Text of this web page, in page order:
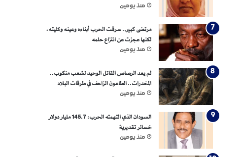
منذ يومين
مرتضى كبير.. سرقت الحرب أبناءه وعينه وكليته،
لكنها عجزت عن انتزاع حلمه
منذ يومين
لم يعد الرصاص القاتل الوحيد لشعب منكوب..
المخدرات.. الطاعون الزاحف في طرقات البلاد
منذ يومين
السودان الذي التهمته الحرب: 145.7 مليار دولار
خسائر تقديرية
منذ يومين